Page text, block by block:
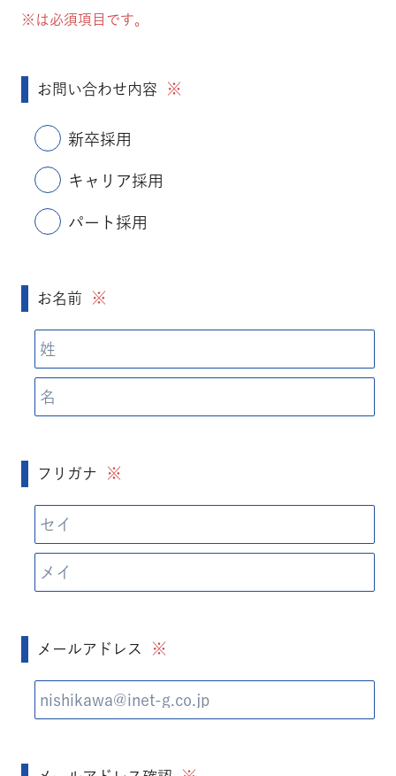
※は必須項目です。
お問い合わせ内容 ※
新卒採用
キャリア採用
パート採用
お名前 ※
フリガナ ※
メールアドレス ※